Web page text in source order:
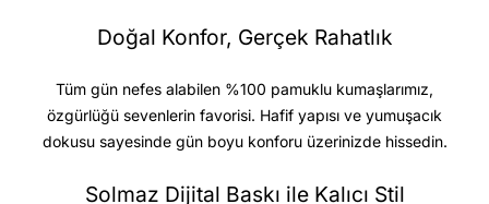
Doğal Konfor, Gerçek Rahatlık
Tüm gün nefes alabilen %100 pamuklu kumaşlarımız,
özgürlüğü sevenlerin favorisi. Hafif yapısı ve yumuşacık
dokusu sayesinde gün boyu konforu üzerinizde hissedin.
Solmaz Dijital Baskı ile Kalıcı Stil